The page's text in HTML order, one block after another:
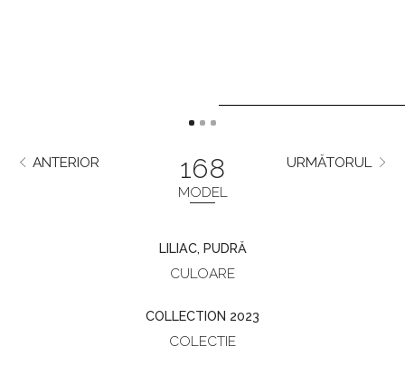
MODEL
168
ANTERIOR URMĂTORUL
COLECTIE
COLLECTION 2023
CULOARE
LILIAC, PUDRĂ